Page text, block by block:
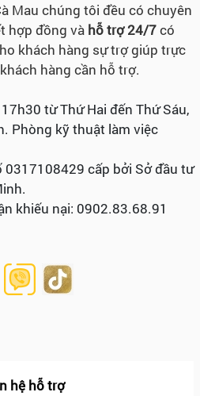
Mau chúng tôi đều có chuyên
hợp đồng và hỗ trợ 24/7có
khách hàng sự trợ giúp trực
hàng cần hỗ trợ.
từ Thứ Hai đến Thứ Sáu,
Phòng kỹ thuật làm việc
0317108429 cấp bởi Sở đầu tư
khiếu nại: 0902.83.68.91
hệ hỗ trợ